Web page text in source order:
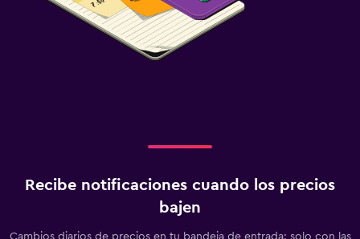
Recibe notificaciones cuando los precios
bajen